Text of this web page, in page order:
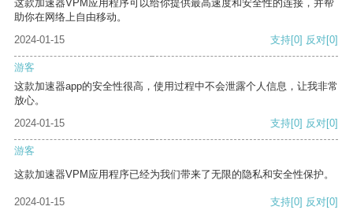
这款加速器VPM应用程序可以给你提供最高速度和安全性的连接，并帮
助你在网络上自由移动。
2024-01-15
支持[0] 反对[0]
游客
这款加速器app的安全性很高，使用过程中不会泄露个人信息，让我非常
放心。
2024-01-15
支持[0] 反对[0]
游客
这款加速器VPM应用程序已经为我们带来了无限的隐私和安全性保护。
2024-01-15 支持[0] 反对[0]